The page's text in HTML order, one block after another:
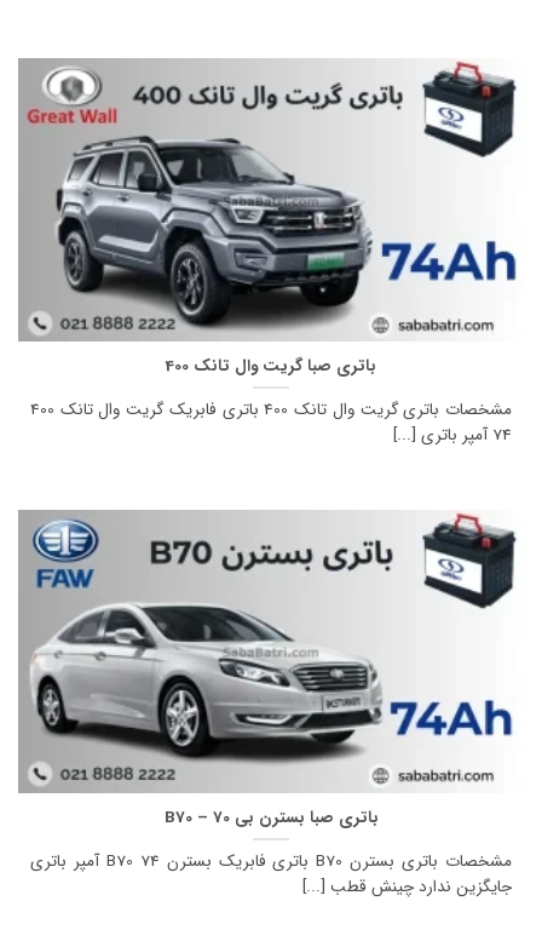
باتری صبا گریت وال تانک 400
مشخصات باتری گریت وال تانک 400 باتری فابریک گریت وال تانک 400
74 آمپر باتری [...]
باتری صبا بسترن بی 70 – B70
مشخصات باتری بسترن B70 باتری فابریک بسترن B70 74 آمپر باتری
جایگزین ندارد چینش قطب [...]